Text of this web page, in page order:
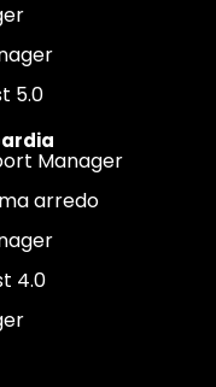
5.0
Manager
arredo
4.0